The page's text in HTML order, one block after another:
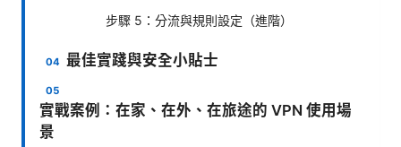
步驟 5：分流與規則設定（進階）
最佳實踐與安全小貼士
實戰案例：在家、在外、在旅途的 VPN 使用場
景